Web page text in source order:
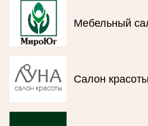
Мебельный
Салон